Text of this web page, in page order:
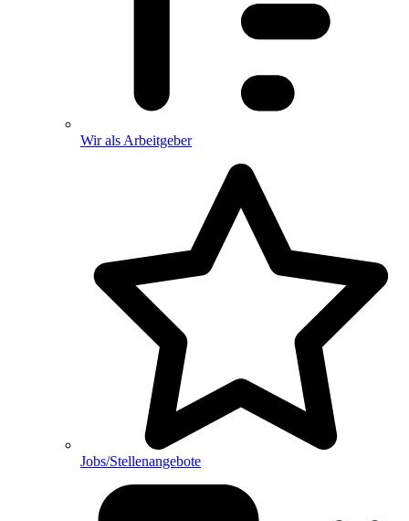
Wir als Arbeitgeber
Jobs/Stellenangebote